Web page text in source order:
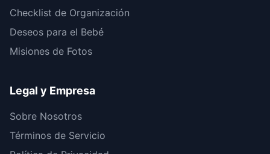
Checklist de Organización
Deseos para el Bebé
Misiones de Fotos
Legal y Empresa
Sobre Nosotros
Términos de Servicio